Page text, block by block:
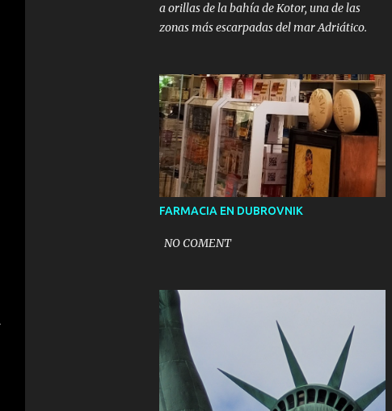
a orillas de la bahía de Kotor, una de las
zonas más escarpadas del mar Adriático.
FARMACIA EN DUBROVNIK
NO COMENT